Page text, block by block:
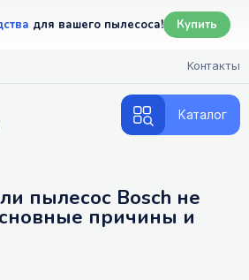
для вашего пылесоса! Купить
Контакты
Каталог
пылесос Bosch не
причины и